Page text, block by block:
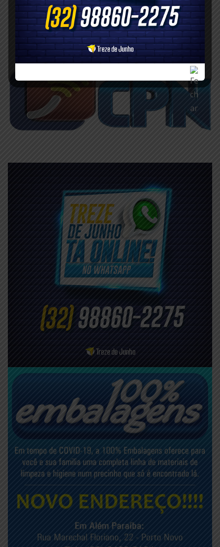
Restaurante AnQuim apresenta o seu
cardápio para a Ceia de Natal
novembro 29, 2024